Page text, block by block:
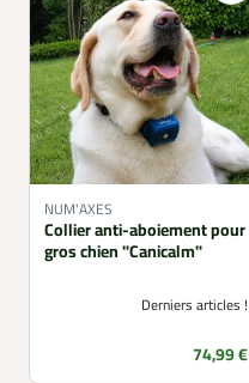
NUM'AXES
Collier anti-aboiement pour
gros chien "Canicalm"
Derniers articles !
Prix
74,99 €